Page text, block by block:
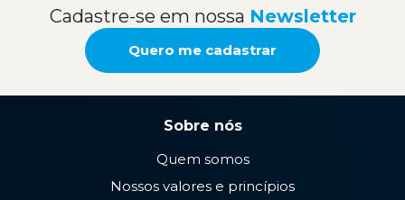
Cadastre-se em nossa Newsletter
Quero me cadastrar
Sobre nós
Quem somos
Nossos valores e princípios